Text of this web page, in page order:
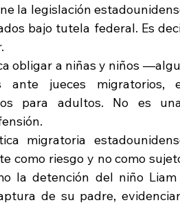
la legislación
bajo tutela federal. Es
obligar a niñas y niños
jueces migratorios,
para adultos. No es
migratoria
como riesgo y no como
la detención del niño
de su padre,